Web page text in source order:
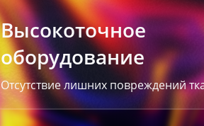
Высокоточное
оборудование
Отсутствие лишних повреждений